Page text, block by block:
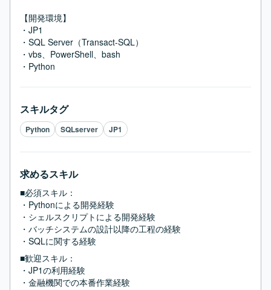
【開発環境】
・JP1
・SQL Server（Transact-SQL）
・vbs、PowerShell、bash
・Python
スキルタグ
Python SQLserver JP1
求めるスキル
■必須スキル：
・Pythonによる開発経験
・シェルスクリプトによる開発経験
・バッチシステムの設計以降の工程の経験
・SQLに関する経験
■歓迎スキル：
・JP1の利用経験
・金融機関での本番作業経験